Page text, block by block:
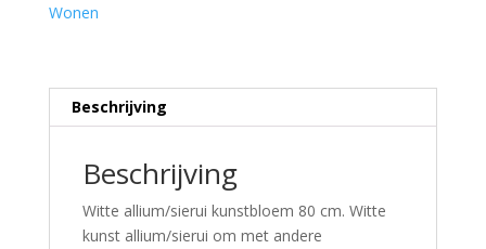
Wonen
Beschrijving
Beschrijving
Witte allium/sierui kunstbloem 80 cm. Witte
kunst allium/sierui om met andere